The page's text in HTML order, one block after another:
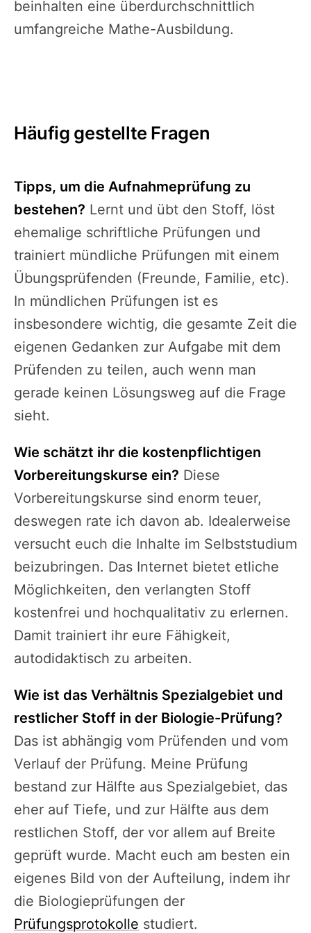
beinhalten eine überdurchschnittlich
umfangreiche Mathe-Ausbildung.
Häufig gestellte Fragen
Tipps, um die Aufnahmeprüfung zu
bestehen? Lernt und übt den Stoff, löst
ehemalige schriftliche Prüfungen und
trainiert mündliche Prüfungen mit einem
Übungsprüfenden (Freunde, Familie, etc).
In mündlichen Prüfungen ist es
insbesondere wichtig, die gesamte Zeit die
eigenen Gedanken zur Aufgabe mit dem
Prüfenden zu teilen, auch wenn man
gerade keinen Lösungsweg auf die Frage
sieht.
Wie schätzt ihr die kostenpflichtigen
Vorbereitungskurse ein? Diese
Vorbereitungskurse sind enorm teuer,
deswegen rate ich davon ab. Idealerweise
versucht euch die Inhalte im Selbststudium
beizubringen. Das Internet bietet etliche
Möglichkeiten, den verlangten Stoff
kostenfrei und hochqualitativ zu erlernen.
Damit trainiert ihr eure Fähigkeit,
autodidaktisch zu arbeiten.
Wie ist das Verhältnis Spezialgebiet und
restlicher Stoff in der Biologie-Prüfung?
Das ist abhängig vom Prüfenden und vom
Verlauf der Prüfung. Meine Prüfung
bestand zur Hälfte aus Spezialgebiet, das
eher auf Tiefe, und zur Hälfte aus dem
restlichen Stoff, der vor allem auf Breite
geprüft wurde. Macht euch am besten ein
eigenes Bild von der Aufteilung, indem ihr
die Biologieprüfungen der
Prüfungsprotokolle studiert.